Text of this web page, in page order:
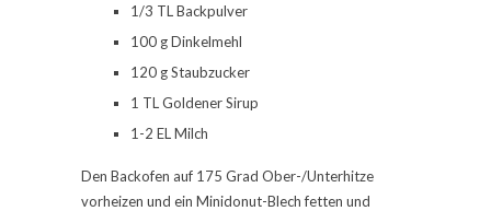
1/3 TL Backpulver
100 g Dinkelmehl
120 g Staubzucker
1 TL Goldener Sirup
1-2 EL Milch
Den Backofen auf 175 Grad Ober-/Unterhitze
vorheizen und ein Minidonut-Blech fetten und